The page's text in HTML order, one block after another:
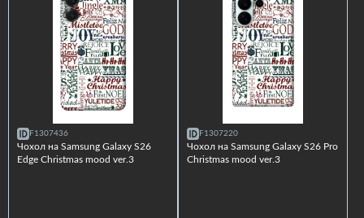
F1307436
Чохол на Samsung Galaxy S26
Edge Christmas mood ver.3
F1307220
Чохол на Samsung Galaxy S26 Pro
Christmas mood ver.3